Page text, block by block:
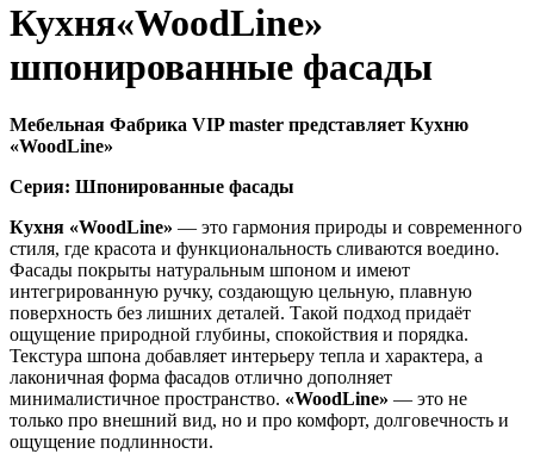
Кухня«WoodLine»
шпонированные фасады
Мебельная Фабрика VIP master представляет Кухню
«WoodLine»
Серия: Шпонированные фасады
Кухня «WoodLine» — это гармония природы и современного
стиля, где красота и функциональность сливаются воедино.
Фасады покрыты натуральным шпоном и имеют
интегрированную ручку, создающую цельную, плавную
поверхность без лишних деталей. Такой подход придаёт
ощущение природной глубины, спокойствия и порядка.
Текстура шпона добавляет интерьеру тепла и характера, а
лаконичная форма фасадов отлично дополняет
минималистичное пространство. «WoodLine» — это не
только про внешний вид, но и про комфорт, долговечность и
ощущение подлинности.